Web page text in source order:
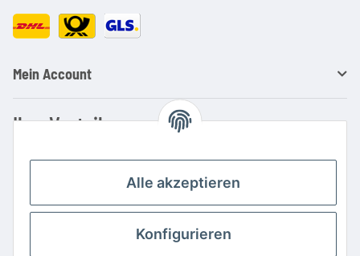
Mein Account
Ihre Vorteile
Kauf auf Rechnung
Große Auswahl an Netzteilen und Ladegeräten
Alle akzeptieren
Konfigurieren